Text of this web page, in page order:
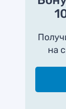
на